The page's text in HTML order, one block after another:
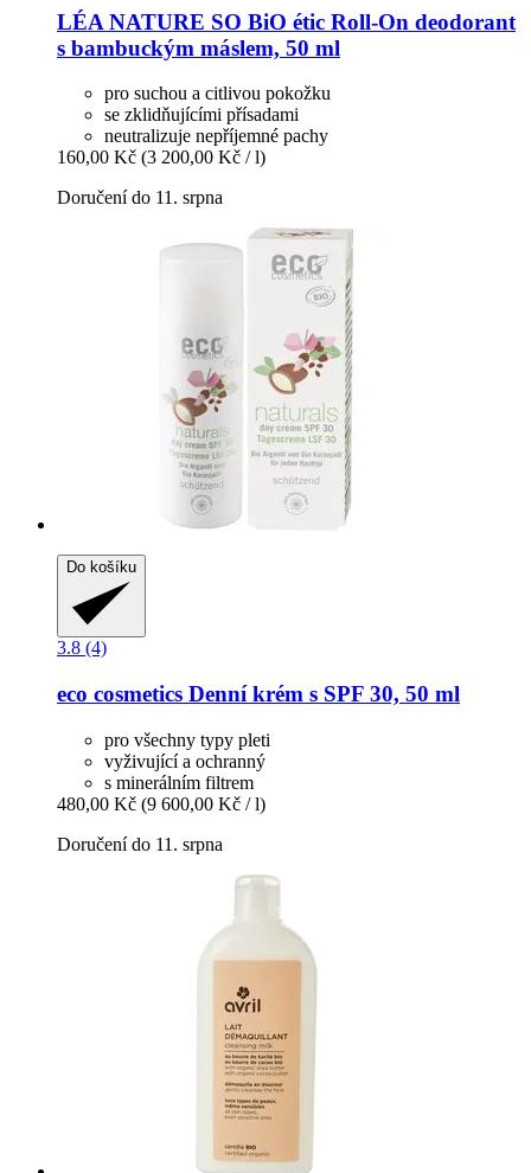
LÉA NATURE SO BiO étic Roll-​On deodorant
s bambuckým máslem, 50 ml
pro suchou a citlivou pokožku
se zklidňujícími přísadami
neutralizuje nepříjemné pachy
160,00 Kč (3 200,00 Kč / l)
Doručení do 11. srpna
Do košíku
3.8 (4)
eco cosmetics Denní krém s SPF 30, 50 ml
pro všechny typy pleti
vyživující a ochranný
s minerálním filtrem
480,00 Kč (9 600,00 Kč / l)
Doručení do 11. srpna